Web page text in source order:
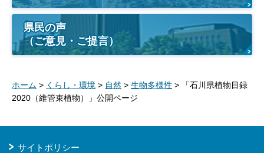
県民の声
（ご意見・ご提言）
ホーム > くらし・環境 > 自然 > 生物多様性 > 「石川県植物目録
2020（維管束植物）」公開ページ
サイトポリシー